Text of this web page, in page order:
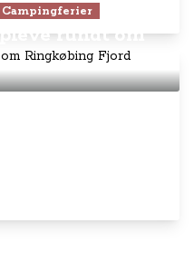
Campingferier
rundt om